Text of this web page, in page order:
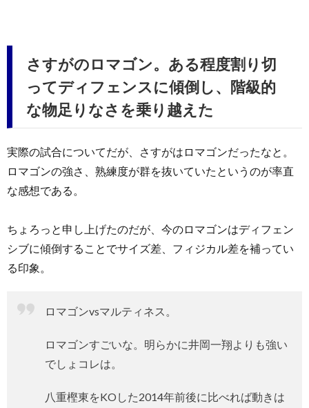
さすがのロマゴン。ある程度割り切
ってディフェンスに傾倒し、階級的
な物足りなさを乗り越えた
実際の試合についてだが、さすがはロマゴンだったなと。
ロマゴンの強さ、熟練度が群を抜いていたというのが率直
な感想である。
ちょろっと申し上げたのだが、今のロマゴンはディフェン
シブに傾倒することでサイズ差、フィジカル差を補ってい
る印象。
ロマゴンvsマルティネス。
ロマゴンすごいな。明らかに井岡一翔よりも強い
でしょコレは。
八重樫東をKOした2014年前後に比べれば動きは